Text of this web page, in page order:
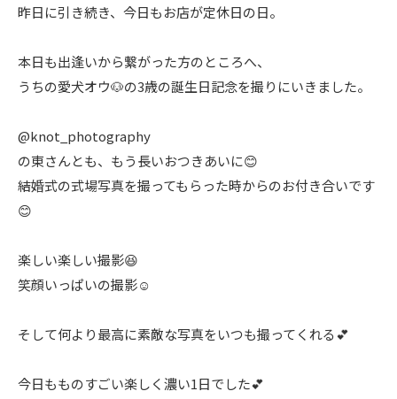
昨日に引き続き、今日もお店が定休日の日。
本日も出逢いから繋がった方のところへ、
うちの愛犬オウ🐶の3歳の誕生日記念を撮りにいきました。
@knot_photography
の東さんとも、もう長いおつきあいに😊
結婚式の式場写真を撮ってもらった時からのお付き合いです
😊
楽しい楽しい撮影😆
笑顔いっぱいの撮影☺️
そして何より最高に素敵な写真をいつも撮ってくれる💕
今日もものすごい楽しく濃い1日でした💕